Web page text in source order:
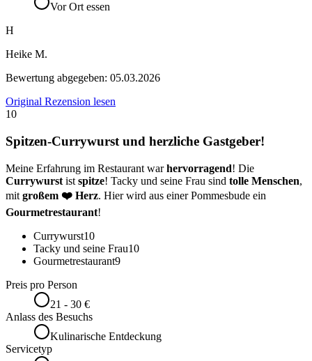
Vor Ort essen
H
Heike M.
Bewertung abgegeben: 05.03.2026
Original Rezension lesen
10
Spitzen-Currywurst und herzliche Gastgeber!
Meine Erfahrung im Restaurant warhervorragend! Die
Currywurst ist spitze! Tacky und seine Frau sind tolle Menschen,
mit großem ❤️ Herz. Hier wird aus einer Pommesbude ein
Gourmetrestaurant!
Currywurst10
Tacky und seine Frau10
Gourmetrestaurant9
Preis pro Person
21 - 30 €
Anlass des Besuchs
Kulinarische Entdeckung
Servicetyp